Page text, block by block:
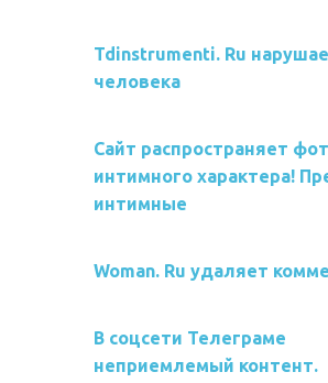
Tdinstrumenti. Ru
человека
Сайт распространяет
интимного характера!
интимные
Woman. Ru удаляет
В соцсети Телеграме
неприемлемый контент.